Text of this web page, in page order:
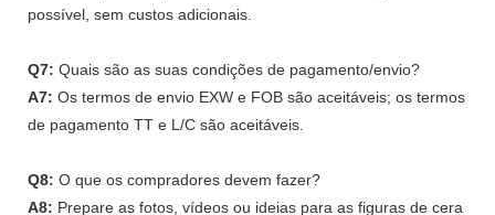
possível, sem custos adicionais.
Q7: Quais são as suas condições de pagamento/envio?
A7: Os termos de envio EXW e FOB são aceitáveis; os termos
de pagamento TT e L/C são aceitáveis.
Q8: O que os compradores devem fazer?
A8: Prepare as fotos, vídeos ou ideias para as figuras de cera